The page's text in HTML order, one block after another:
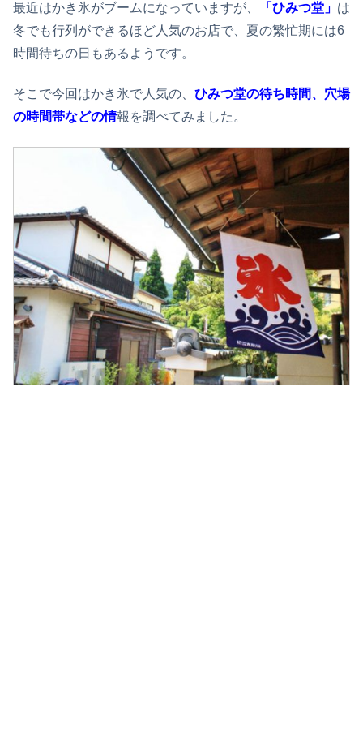
最近はかき氷がブームになっていますが、 「ひみつ堂」 は
冬でも行列ができるほど人気のお店で、夏の繁忙期には6
時間待ちの日もあるようです。
そこで今回はかき氷で人気の、 ひみつ堂の待ち時間、穴場
の時間帯などの情報を調べてみました。